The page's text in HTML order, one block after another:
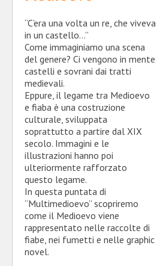
“C’era una volta un re, che viveva
in un castello…”
Come immaginiamo una scena
del genere? Ci vengono in mente
castelli e sovrani dai tratti
medievali.
Eppure, il legame tra Medioevo
e fiaba è una costruzione
culturale, sviluppata
soprattutto a partire dal XIX
secolo. Immagini e le
illustrazioni hanno poi
ulteriormente rafforzato
questo legame.
In questa puntata di
“Multimedioevo” scopriremo
come il Medioevo viene
rappresentato nelle raccolte di
fiabe, nei fumetti e nelle graphic
novel.